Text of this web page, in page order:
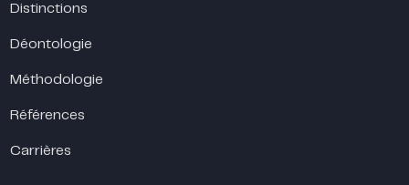
Distinctions
Déontologie
Méthodologie
Références
Carrières